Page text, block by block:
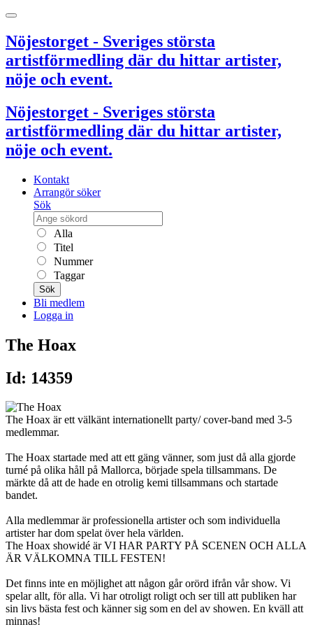
Nöjestorget - Sveriges största
artistförmedling där du hittar artister,
nöje och event.
Nöjestorget - Sveriges största
artistförmedling där du hittar artister,
nöje och event.
Kontakt
Arrangör söker
Sök
Alla
Titel
Nummer
Taggar
Sök
Bli medlem
Logga in
The Hoax
Id: 14359
The Hoax är ett välkänt internationellt party/ cover-band med 3-5
medlemmar.
The Hoax startade med att ett gäng vänner, som just då alla gjorde
turné på olika håll på Mallorca, började spela tillsammans. De
märkte då att de hade en otrolig kemi tillsammans och startade
bandet.
Alla medlemmar är professionella artister och som individuella
artister har dom spelat över hela världen.
The Hoax showidé är VI HAR PARTY PÅ SCENEN OCH ALLA
ÄR VÄLKOMNA TILL FESTEN!
Det finns inte en möjlighet att någon går orörd ifrån vår show. Vi
spelar allt, för alla. Vi har otroligt roligt och ser till att publiken har
sin livs bästa fest och känner sig som en del av showen. En kväll att
minnas!